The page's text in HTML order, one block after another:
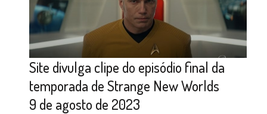
Site divulga clipe do episódio final da
temporada de Strange New Worlds
9 de agosto de 2023